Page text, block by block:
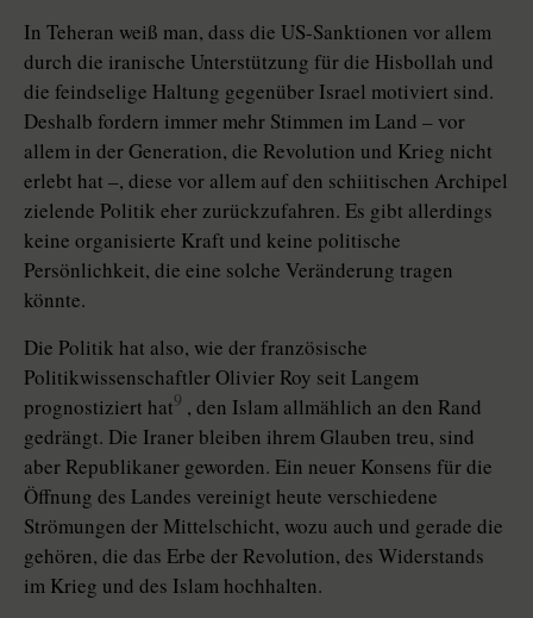
In Teheran weiß man, dass die US-Sanktionen vor allem
durch die iranische Unterstützung für die Hisbollah und
die feindselige Haltung gegenüber Israel motiviert sind.
Deshalb fordern immer mehr Stimmen im Land – vor
allem in der Generation, die Revolu­tion und Krieg nicht
erlebt hat –, diese vor allem auf den schiitischen Archipel
zielende Politik eher zurückzufahren. Es gibt allerdings
keine organisierte Kraft und keine politische
Persönlichkeit, die eine solche Veränderung tragen
könnte.
Die Politik hat also, wie der französische
Politikwissenschaftler Oli­vier Roy seit Langem
prognostiziert hat9 , den Islam allmählich an den Rand
gedrängt. Die Iraner bleiben ihrem Glauben treu, sind
aber Republikaner geworden. Ein neuer Konsens für die
Öffnung des Landes vereinigt heute verschiedene
Strömungen der Mittelschicht, wozu auch und gerade die
gehören, die das Erbe der Revolution, des Widerstands
im Krieg und des Islam hochhalten.